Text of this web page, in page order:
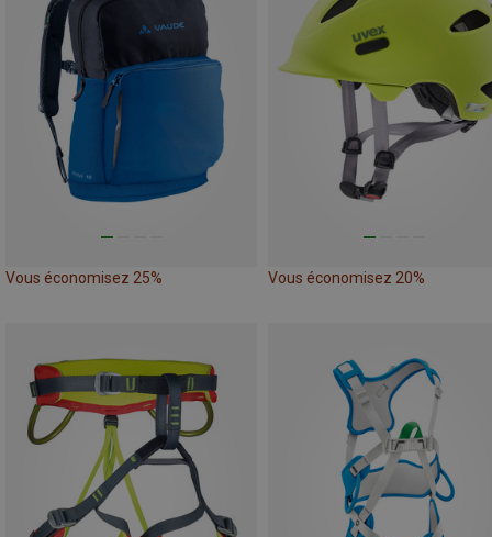
Vous économisez 25% Vous économisez 20%